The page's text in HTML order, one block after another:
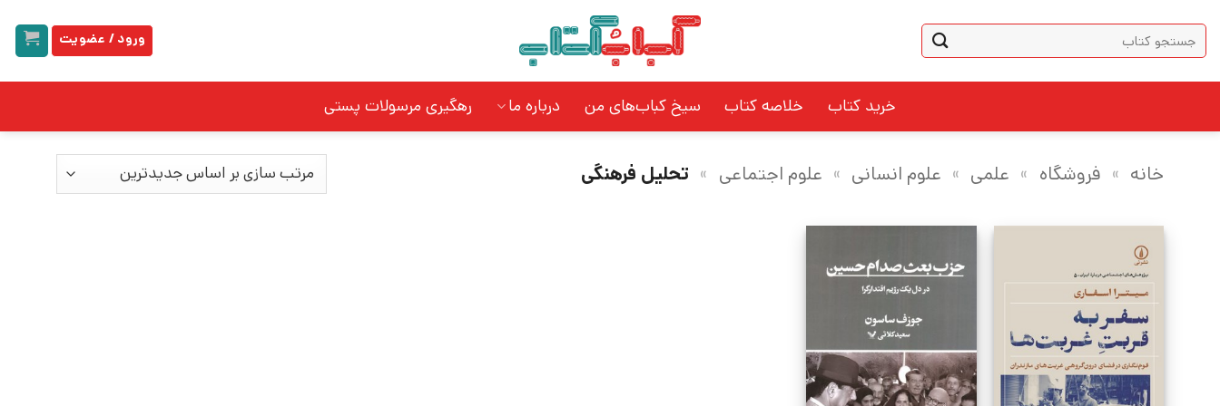
content
جستجو
برای:
ورود / عضویت
خرید کتاب خلاصه کتاب سیخ کباب‌های من درباره ما رهگیری مرسولات پستی
خانه » فروشگاه » علمی » علوم انسانی » علوم اجتماعی » تحلیل فرهنگی